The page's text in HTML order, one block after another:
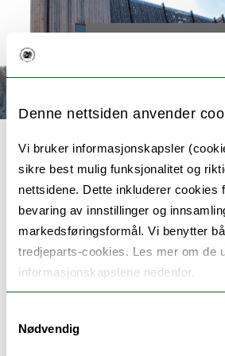
Denne nettsiden anvender
Vi bruker informasjonskapsler
sikre best mulig funksjonalitet og
nettsidene. Dette inkluderer cookies
bevaring av innstillinger og
markedsføringsformål. Vi benytter
tredjeparts-cookies. Les mer om de
informasjonskapslene nedenfor.
Nødvendig
SAMCOM - Sámi
centers as
cultural resilience
infrastructure